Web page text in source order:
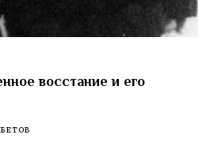
восстание и его